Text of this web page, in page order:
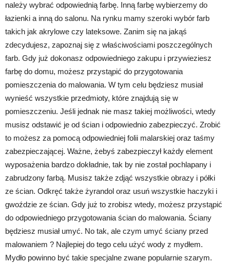
należy wybrać odpowiednią farbę. Inną farbę wybierzemy do
łazienki a inną do salonu. Na rynku mamy szeroki wybór farb
takich jak akrylowe czy lateksowe. Zanim się na jakąś
zdecydujesz, zapoznaj się z właściwościami poszczególnych
farb. Gdy już dokonasz odpowiedniego zakupu i przywieziesz
farbę do domu, możesz przystąpić do przygotowania
pomieszczenia do malowania. W tym celu będziesz musiał
wynieść wszystkie przedmioty, które znajdują się w
pomieszczeniu. Jeśli jednak nie masz takiej możliwości, wtedy
musisz odstawić je od ścian i odpowiednio zabezpieczyć. Zrobić
to możesz za pomocą odpowiedniej folii malarskiej oraz taśmy
zabezpieczającej. Ważne, żebyś zabezpieczył każdy element
wyposażenia bardzo dokładnie, tak by nie został pochlapany i
zabrudzony farbą. Musisz także zdjąć wszystkie obrazy i półki
ze ścian. Odkręć także żyrandol oraz usuń wszystkie haczyki i
gwoździe ze ścian. Gdy już to zrobisz wtedy, możesz przystąpić
do odpowiedniego przygotowania ścian do malowania. Ściany
będziesz musiał umyć. No tak, ale czym umyć ściany przed
malowaniem ? Najlepiej do tego celu użyć wody z mydłem.
Mydło powinno być takie specjalne zwane popularnie szarym.